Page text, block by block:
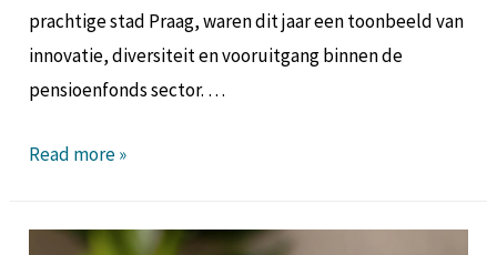
prachtige stad Praag, waren dit jaar een toonbeeld van
innovatie, diversiteit en vooruitgang binnen de
pensioenfonds sector. …
Read more »